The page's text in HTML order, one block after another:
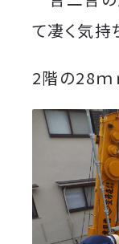
て凄く気持
2階の28ｍ